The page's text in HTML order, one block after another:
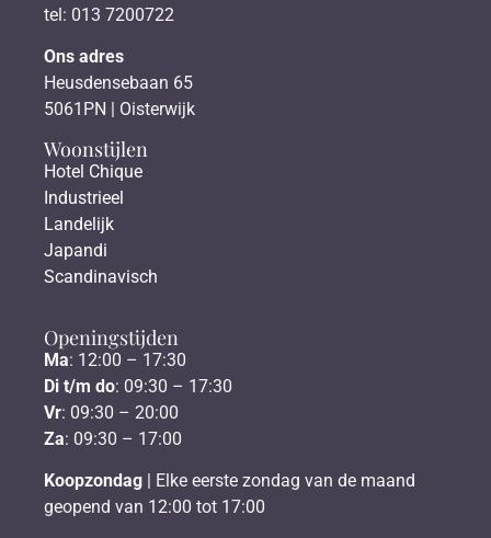
tel: 013 7200722
Ons adres
Heusdensebaan 65
5061PN | Oisterwijk
Woonstijlen
Hotel Chique
Industrieel
Landelijk
Japandi
Scandinavisch
Openingstijden
Ma: 12:00 – 17:30
Di t/m do: 09:30 – 17:30
Vr: 09:30 – 20:00
Za: 09:30 – 17:00
Koopzondag | Elke eerste zondag van de maand
geopend van 12:00 tot 17:00